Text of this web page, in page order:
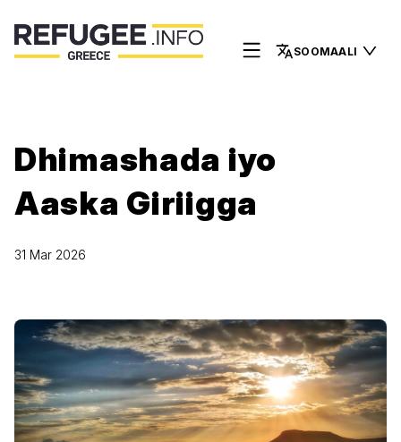
SOOMAALI
Dhimashada iyo
Aaska Giriigga
31 Mar 2026